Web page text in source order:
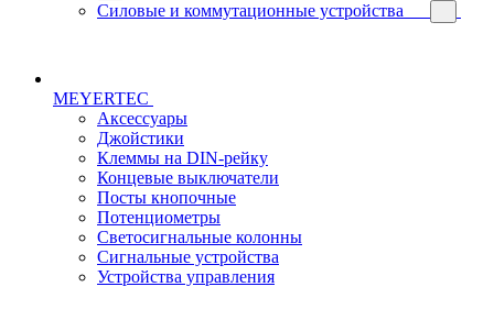
Силовые и коммутационные устройства
MEYERTEC
Аксессуары
Джойстики
Клеммы на DIN-рейку
Концевые выключатели
Посты кнопочные
Потенциометры
Светосигнальные колонны
Сигнальные устройства
Устройства управления